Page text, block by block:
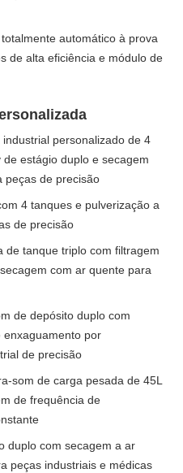
automático à prova
de alta eficiência e módulo de
personalizado de 4
estágio duplo e secagem
peças de precisão
4 tanques e pulverização a
de precisão
de tanque triplo com filtragem
com ar quente para
de depósito duplo com
enxaguamento por
de precisão
som de carga pesada de 45L
de frequência de
duplo com secagem a ar
peças industriais e médicas